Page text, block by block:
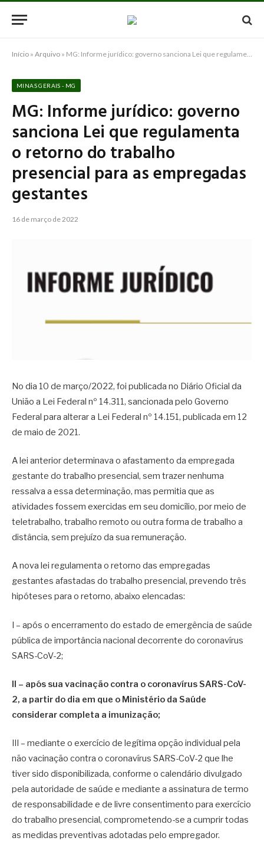
Início » Arquivo » MG: Informe jurídico: governo sanciona Lei que regulamenta o retorno do trabalho presencial para as empregadas gestantes
MINAS GERAIS - MG
MG: Informe jurídico: governo
sanciona Lei que regulamenta
o retorno do trabalho
presencial para as empregadas
gestantes
16 de março de 2022
No dia 10 de março/2022, foi publicada no Diário Oficial da
União a Lei Federal nº 14.311, sancionada pelo Governo
Federal para alterar a Lei Federal nº 14.151, publicada em 12
de maio de 2021.
A lei anterior determinava o afastamento da empregada
gestante do trabalho presencial, sem trazer nenhuma
ressalva a essa determinação, mas permitia que as
atividades fossem exercidas em seu domicílio, por meio de
teletrabalho, trabalho remoto ou outra forma de trabalho a
distância, sem prejuízo da sua remuneração.
A nova lei regulamenta o retorno das empregadas
gestantes afastadas do trabalho presencial, prevendo três
hipóteses para o retorno, abaixo elencadas:
I – após o encerramento do estado de emergência de saúde
pública de importância nacional decorrente do coronavírus
SARS-CoV-2;
II – após sua vacinação contra o coronavírus SARS-CoV-
2, a partir do dia em que o Ministério da Saúde
considerar completa a imunização;
III – mediante o exercício de legítima opção individual pela
não vacinação contra o coronavírus SARS-CoV-2 que lhe
tiver sido disponibilizada, conforme o calendário divulgado
pela autoridade de saúde e mediante a assinatura de termo
de responsabilidade e de livre consentimento para exercício
do trabalho presencial, comprometendo-se a cumprir todas
as medidas preventivas adotadas pelo empregador.